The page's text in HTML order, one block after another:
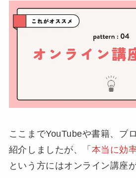
ここまでYouTubeや書籍、ブ
紹介しましたが、「 本当に効
という方にはオンライン講座